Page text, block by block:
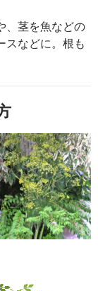
、茎を魚などの
スなどに。根も